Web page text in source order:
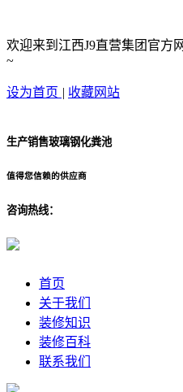
欢迎来到江西J9直营集团官方
~
设为首页 | 收藏网站
生产销售玻璃钢化粪池
值得您信赖的供应商
咨询热线：
首页
关于我们
装修知识
装修百科
联系我们